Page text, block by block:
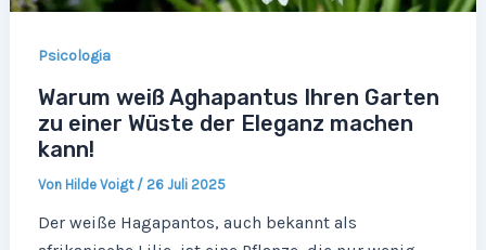
Psicologia
Warum weiß Aghapantus Ihren Garten
zu einer Wüste der Eleganz machen
kann!
Von Hilde Voigt / 26 Juli 2025
Der weiße Hagapantos, auch bekannt als